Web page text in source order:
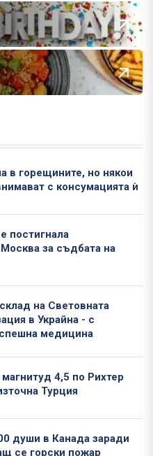
в горещините, но някои
с консумацията ѝ
постигнала
за съдбата на
на Световната
в Украйна - с
медицина
4,5 по Рихтер
Турция
души в Канада заради
се горски пожар